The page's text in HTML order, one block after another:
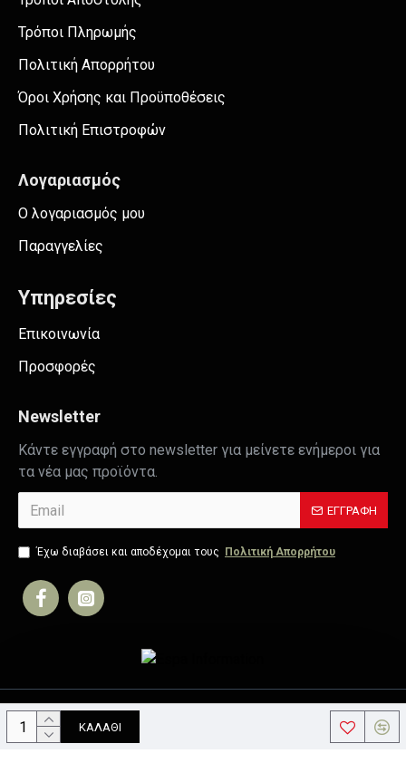
ΚΑΛΆΘΙ
Τρόποι Πληρωμής
Πολιτική Απορρήτου
Όροι Χρήσης και Προϋποθέσεις
Πολιτική Επιστροφών
Λογαριασμός
Ο λογαριασμός μου
Παραγγελίες
Υπηρεσίες
Επικοινωνία
Προσφορές
Newsletter
Κάντε εγγραφή στο newsletter για μείνετε ενήμεροι για
τα νέα μας προϊόντα.
ΕΓΓΡΑΦΉ
Έχω διαβάσει και αποδέχομαι τους Πολιτική Απορρήτου